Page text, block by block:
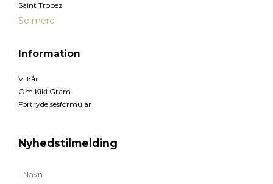
Saint Tropez
Se mere
Information
Vilkår
Om Kiki Gram
Fortrydelsesformular
Nyhedstilmelding